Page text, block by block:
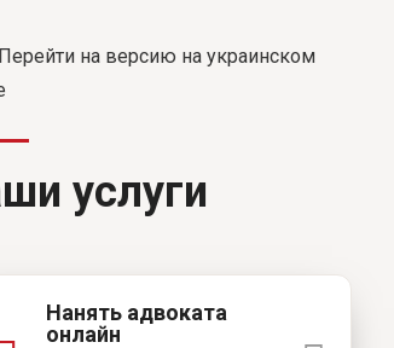
Перейти на версию на украинском
услуги
Нанять адвоката
онлайн